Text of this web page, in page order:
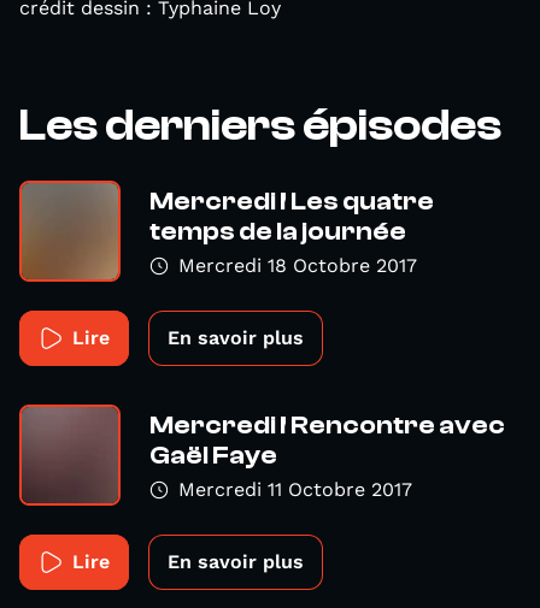
crédit dessin : Typhaine Loy
Les derniers épisodes
Mercredi ! Les quatre
temps de la journée
Mercredi 18 Octobre 2017
Lire En savoir plus
Mercredi ! Rencontre avec
Gaël Faye
Mercredi 11 Octobre 2017
Lire En savoir plus